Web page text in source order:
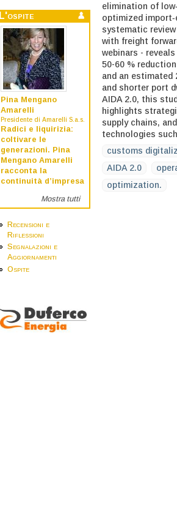
L'ospite
Pina Mengano
Amarelli
Presidente di Amarelli S.a.s.
Radici e liquirizia:
coltivare le
generazioni. Pina
Mengano Amarelli
racconta la
continuità d’impresa
Mostra tutti
Recensioni e
Riflessioni
Segnalazioni e
Aggiornamenti
Ospite
elimination of
optimized
systematic
with freight
webinars -
50-60 %
and an estimated
and shorter port
AIDA 2.0, this
highlights
supply chains,
technologies
customs
AIDA 2.0
optimization.